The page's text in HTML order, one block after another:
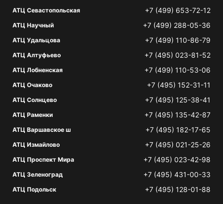
АТЦ Севастопольская +7 (499) 653-72-12
АТЦ Научный +7 (499) 288-05-36
АТЦ Удальцова +7 (499) 110-86-79
АТЦ Алтуфьево +7 (495) 023-81-52
АТЦ Лобненская +7 (499) 110-53-06
АТЦ Очаково +7 (495) 152-31-11
АТЦ Солнцево +7 (495) 125-38-41
АТЦ Раменки +7 (495) 135-42-87
АТЦ Варшавское ш +7 (495) 182-17-65
АТЦ Измайлово +7 (495) 021-25-26
АТЦ Проспект Мира +7 (495) 023-42-98
АТЦ Зеленоград +7 (495) 431-00-33
АТЦ Подольск +7 (495) 128-01-88